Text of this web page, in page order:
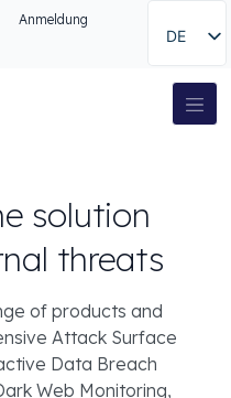
Anmeldung
DE
solution
threats
of products and
Attack Surface
Data Breach
Web Monitoring,